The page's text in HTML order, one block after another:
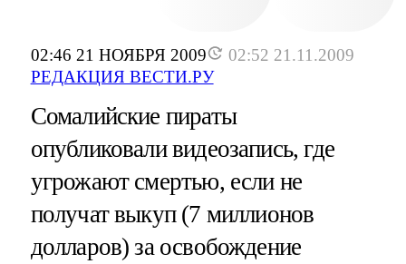
02:46 21 НОЯБРЯ 2009
02:52 21.11.2009
РЕДАКЦИЯ ВЕСТИ.РУ
Сомалийские пираты
опубликовали видеозапись, где
угрожают смертью, если не
получат выкуп (7 миллионов
долларов) за освобождение